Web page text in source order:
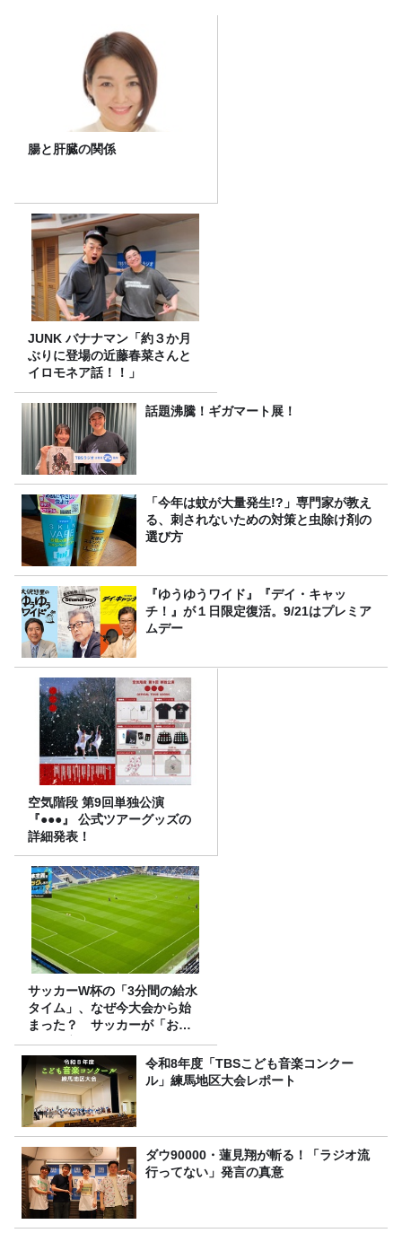
腸と肝臓の関係
JUNK バナナマン「約３か月
ぶりに登場の近藤春菜さんと
イロモネア話！！」
話題沸騰！ギガマート展！
「今年は蚊が大量発生!?」専門家が教え
る、刺されないための対策と虫除け剤の
選び方
『ゆうゆうワイド』『デイ・キャッ
チ！』が１日限定復活。9/21はプレミア
ムデー
空気階段 第9回単独公演
『●●●』 公式ツアーグッズの
詳細発表！
サッカーW杯の「3分間の給水
タイム」、なぜ今大会から始
まった？ サッカーが「お
金」に変わる仕組み
令和8年度「TBSこども音楽コンクー
ル」練馬地区大会レポート
ダウ90000・蓮見翔が斬る！「ラジオ流
行ってない」発言の真意